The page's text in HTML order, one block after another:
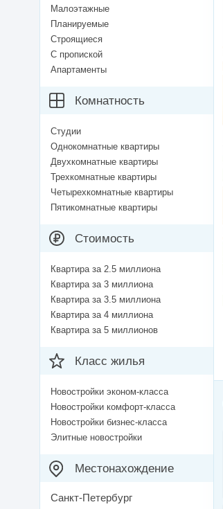
Малоэтажные
Планируемые
Строящиеся
С пропиской
Апартаменты
Комнатность
Студии
Однокомнатные квартиры
Двухкомнатные квартиры
Трехкомнатные квартиры
Четырехкомнатные квартиры
Пятикомнатные квартиры
Стоимость
Квартира за 2.5 миллиона
Квартира за 3 миллиона
Квартира за 3.5 миллиона
Квартира за 4 миллиона
Квартира за 5 миллионов
Класс жилья
Новостройки эконом-класса
Новостройки комфорт-класса
Новостройки бизнес-класса
Элитные новостройки
Местонахождение
Санкт-Петербург